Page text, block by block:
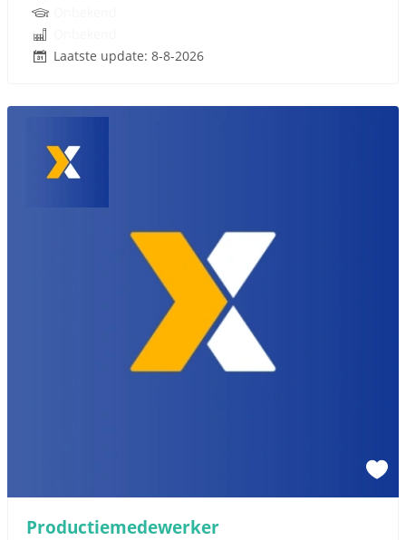
Laatste update: 8-8-2026
Productiemedewerker